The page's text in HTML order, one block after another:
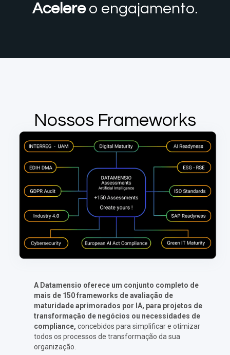
Acelereo engajamento.
Nossos Frameworks
A Datamensio oferece um conjunto completo de
mais de 150 frameworks de avaliação de
maturidade aprimorados por IA, para projetos de
transformação de negócios ou necessidades de
compliance, concebidos para simplificar e otimizar
todos os processos de transformação da sua
organização.